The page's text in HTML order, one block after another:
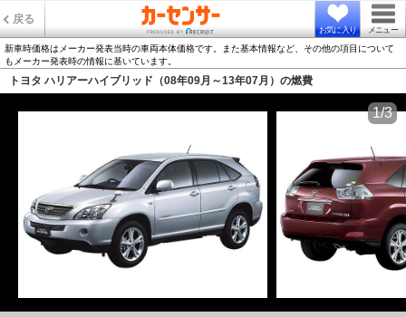
戻る
お気に入り メニュー
新車時価格はメーカー発表当時の車両本体価格です。また基本情報など、その他の項目について
もメーカー発表時の情報に基いています。
トヨタ ハリアーハイブリッド（08年09月～13年07月）の燃費
1/3